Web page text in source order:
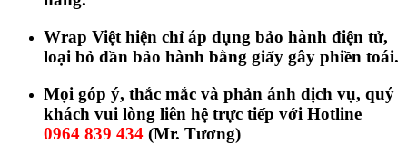
Wrap Việt hiện chỉ áp dụng bảo hành điện tử,
loại bỏ dần bảo hành bằng giấy gây phiền toái.
Mọi góp ý, thắc mắc và phản ánh dịch vụ, quý
khách vui lòng liên hệ trực tiếp với Hotline
0964 839 434 (Mr. Tương)